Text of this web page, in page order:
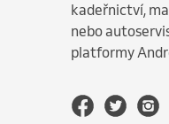
kadeřnictví,
nebo
platformy